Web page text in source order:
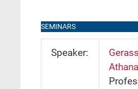
SEMINARS
Speaker: